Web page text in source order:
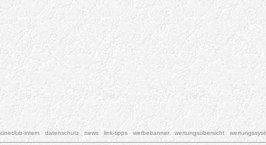
cineclub-intern datenschutz news link-tipps werbebanner wertungsübersicht